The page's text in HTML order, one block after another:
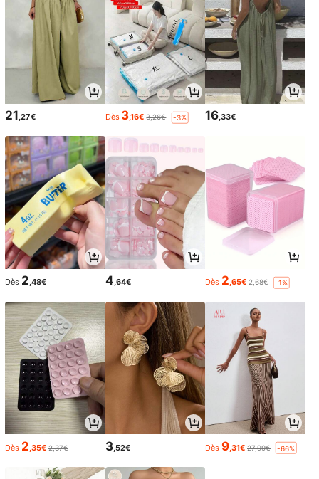
21,27€ Dès 3,16€ 3,26€ -3% 16,33€
Dès 2,48€ 4,64€ Dès 2,65€ 2,68€ -1%
Dès 2 ,35€ 2,37€ 3,52€ Dès 9,31€ 27,99€ -66%